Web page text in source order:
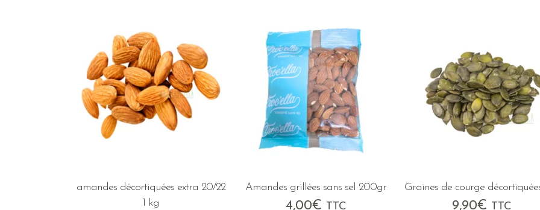
amandes décortiquées extra 20/22
1 kg
Amandes grillées sans sel 200gr
4,00€ TTC
Graines de courge
9,90€ TTC